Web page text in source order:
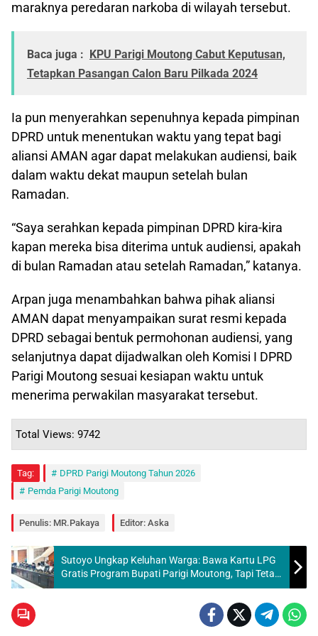
maraknya peredaran narkoba di wilayah tersebut.
Baca juga :
KPU Parigi Moutong Cabut Keputusan,
Tetapkan Pasangan Calon Baru Pilkada 2024
Ia pun menyerahkan sepenuhnya kepada pimpinan
DPRD untuk menentukan waktu yang tepat bagi
aliansi AMAN agar dapat melakukan audiensi, baik
dalam waktu dekat maupun setelah bulan
Ramadan.
“Saya serahkan kepada pimpinan DPRD kira-kira
kapan mereka bisa diterima untuk audiensi, apakah
di bulan Ramadan atau setelah Ramadan,” katanya.
Arpan juga menambahkan bahwa pihak aliansi
AMAN dapat menyampaikan surat resmi kepada
DPRD sebagai bentuk permohonan audiensi, yang
selanjutnya dapat dijadwalkan oleh Komisi I DPRD
Parigi Moutong sesuai kesiapan waktu untuk
menerima perwakilan masyarakat tersebut.
Total Views: 9742
Tag:
DPRD Parigi Moutong Tahun 2026
Pemda Parigi Moutong
Penulis: MR.Pakaya Editor: Aska
Sutoyo Ungkap Keluhan Warga: Bawa Kartu LPG
Gratis Program Bupati Parigi Moutong, Tapi Tetap
Diminta Bayar